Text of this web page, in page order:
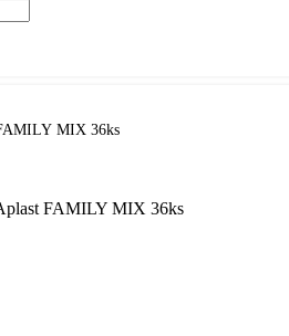
FIRST AID by FIXAplast FAMILY MIX 36ks